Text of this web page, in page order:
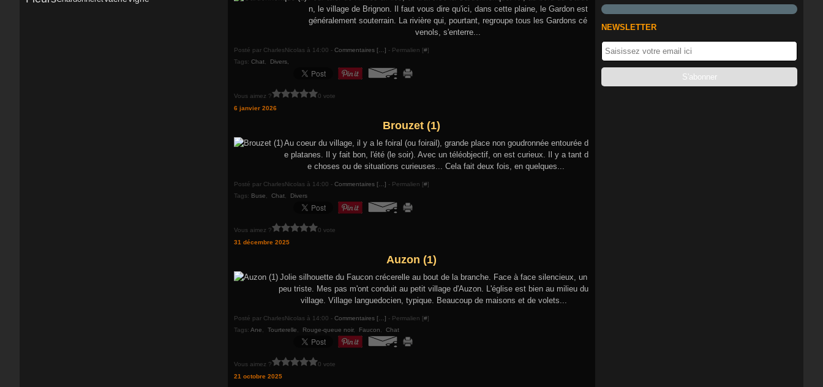
n, le village de Brignon. Il faut vous dire qu'ici, dans cette plaine, le Gardon est
généralement souterrain. La rivière qui, pourtant, regroupe tous les Gardons cé
venols, s'enterre...
Posté par CharlesNicolas à 14:00 - Commentaires [ ] - Permalien [#]
Tags: Chat Divers,
Vous aimez ?
0 vote
6 janvier 2026
Brouzet (1)
Au coeur du village, il y a le foiral (ou foirail), grande place non goudronnée entourée d
e platanes. Il y fait bon, l'été (le soir). Avec un téléobjectif, on est curieux. Il y a tant d
e choses ou de situations curieuses... Cela fait deux fois, en quelques...
Posté par CharlesNicolas à 14:00 - Commentaires [ ] - Permalien [#]
Tags: Buse Chat Divers
Vous aimez ?
0 vote
31 décembre 2025
Auzon (1)
Jolie silhouette du Faucon crécerelle au bout de la branche. Face à face silencieux, un
peu triste. Mes pas m'ont conduit au petit village d'Auzon. L'église est bien au milieu du
village. Village languedocien, typique. Beaucoup de maisons et de volets...
Posté par CharlesNicolas à 14:00 - Commentaires [ ] - Permalien [#]
Tags: Ane Tourterelle Rouge-queue noir, Faucon Chat
Vous aimez ?
0 vote
21 octobre 2025
NEWSLETTER